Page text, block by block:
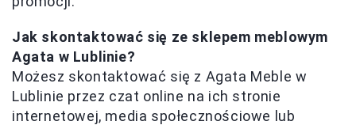
Jak skontaktować się ze sklepem meblowym
Agata w Lublinie?
Możesz skontaktować się z Agata Meble w
Lublinie przez czat online na ich stronie
internetowej, media społecznościowe lub